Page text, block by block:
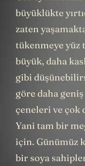
Güney
büyüklükte
zaten
tükenmeye yüz
büyük, daha
gibi
göre daha geniş
çeneleri ve çok
Yani tam bir
için. Günümüz